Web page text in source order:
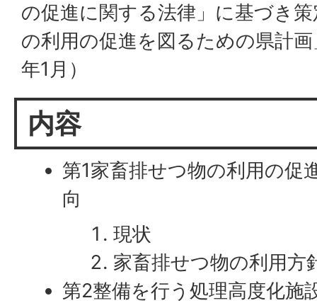
の促進に関する法律」に基づき
の利用の促進を図るための県計
年1月）
内容
第1家畜排せつ物の利用の促
向
現状
家畜排せつ物の利用方
第2整備を行う処理高度化施